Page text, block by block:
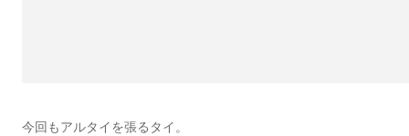
今回もアルタイを張るタイ。